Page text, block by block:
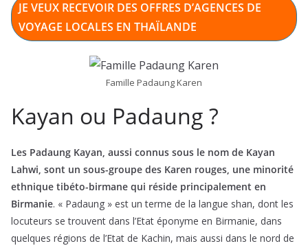
JE VEUX RECEVOIR DES OFFRES D’AGENCES DE
VOYAGE LOCALES EN THAÏLANDE
Famille Padaung Karen
Kayan ou Padaung ?
Les Padaung Kayan, aussi connus sous le nom de Kayan
Lahwi, sont un sous-groupe des Karen rouges, une minorité
ethnique tibéto-birmane qui réside principalement en
Birmanie. « Padaung » est un terme de la langue shan, dont les
locuteurs se trouvent dans l’Etat éponyme en Birmanie, dans
quelques régions de l’Etat de Kachin, mais aussi dans le nord de